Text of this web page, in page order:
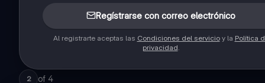
Regístrarse con correo electrónico
Al registrarte aceptas las Condiciones del servicioy la Política
privacidad
2 of 4